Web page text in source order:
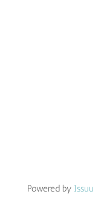
Powered by Issuu